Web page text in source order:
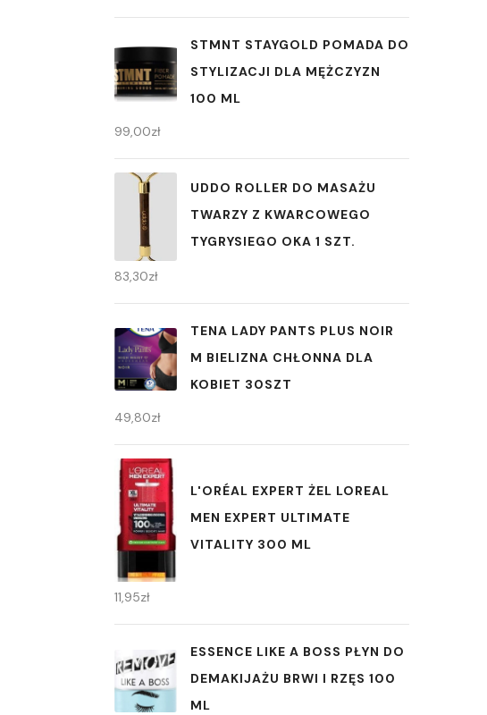
STMNT STAYGOLD POMADA DO
STYLIZACJI DLA MĘŻCZYZN
100 ML
99,00zł
UDDO ROLLER DO MASAŻU
TWARZY Z KWARCOWEGO
TYGRYSIEGO OKA 1 SZT.
83,30zł
TENA LADY PANTS PLUS NOIR
M BIELIZNA CHŁONNA DLA
KOBIET 30SZT
49,80zł
L'ORÉAL EXPERT ŻEL LOREAL
MEN EXPERT ULTIMATE
VITALITY 300 ML
11,95zł
ESSENCE LIKE A BOSS PŁYN DO
DEMAKIJAŻU BRWI I RZĘS 100
ML